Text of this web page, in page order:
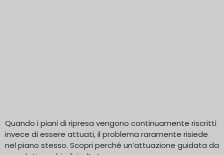
Quando i piani di ripresa vengono continuamente riscritti
invece di essere attuati, il problema raramente risiede
nel piano stesso. Scopri perché un’attuazione guidata da